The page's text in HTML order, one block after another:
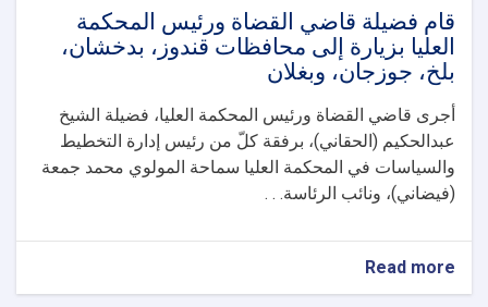
أدائها
قام فضیلة قاضي القضاة ورئيس المحكمة
العليا بزيارة إلى محافظات قندوز، بدخشان،
بلخ، جوزجان، وبغلان
أجرى قاضي القضاة ورئيس المحكمة العليا، فضيلة الشيخ
عبدالحكيم (الحقاني)، برفقة كلّ من رئيس إدارة التخطيط
والسياسات في المحكمة العليا سماحة المولوي محمد جمعة
(فیضاني)، ونائب الرئاسة. . .
Read more